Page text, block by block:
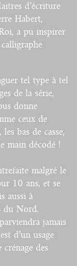
d’écriture
Habert,
a pu inspirer
tel type à tel
de la série,
donne
ceux de
bas de casse,
main décodé !
malgré le
10 ans, et se
aussi à
du Nord.
jamais
d’un usage
des